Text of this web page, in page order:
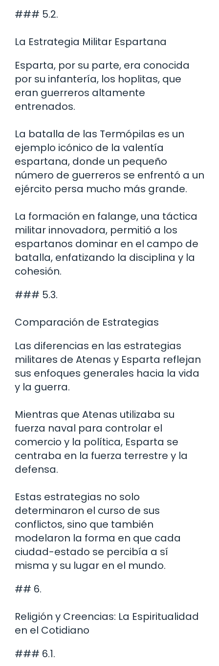
### 5.2.
La Estrategia Militar Espartana
Esparta, por su parte, era conocida
por su infantería, los hoplitas, que
eran guerreros altamente
entrenados.
La batalla de las Termópilas es un
ejemplo icónico de la valentía
espartana, donde un pequeño
número de guerreros se enfrentó a un
ejército persa mucho más grande.
La formación en falange, una táctica
militar innovadora, permitió a los
espartanos dominar en el campo de
batalla, enfatizando la disciplina y la
cohesión.
### 5.3.
Comparación de Estrategias
Las diferencias en las estrategias
militares de Atenas y Esparta reflejan
sus enfoques generales hacia la vida
y la guerra.
Mientras que Atenas utilizaba su
fuerza naval para controlar el
comercio y la política, Esparta se
centraba en la fuerza terrestre y la
defensa.
Estas estrategias no solo
determinaron el curso de sus
conflictos, sino que también
modelaron la forma en que cada
ciudad-estado se percibía a sí
misma y su lugar en el mundo.
## 6.
Religión y Creencias: La Espiritualidad
en el Cotidiano
### 6.1.